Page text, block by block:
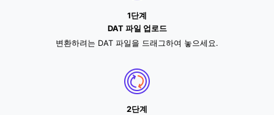
1단계
DAT 파일 업로드
변환하려는 DAT 파일을 드래그하여 놓으세요.
2단계